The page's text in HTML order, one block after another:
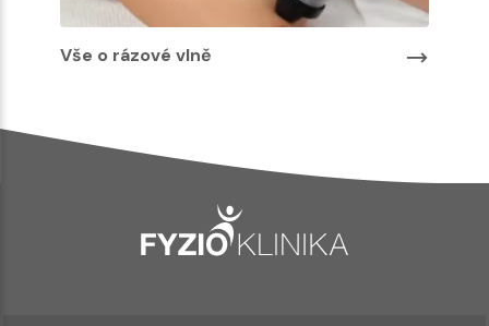
Vše o rázové vlně